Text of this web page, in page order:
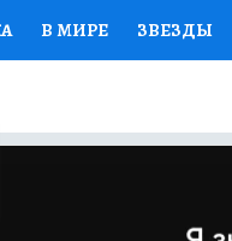
В МИРЕ ЗВЕЗДЫ
НАЦИОНАЛЬНЫЕ
ЖЕНСКИЕ